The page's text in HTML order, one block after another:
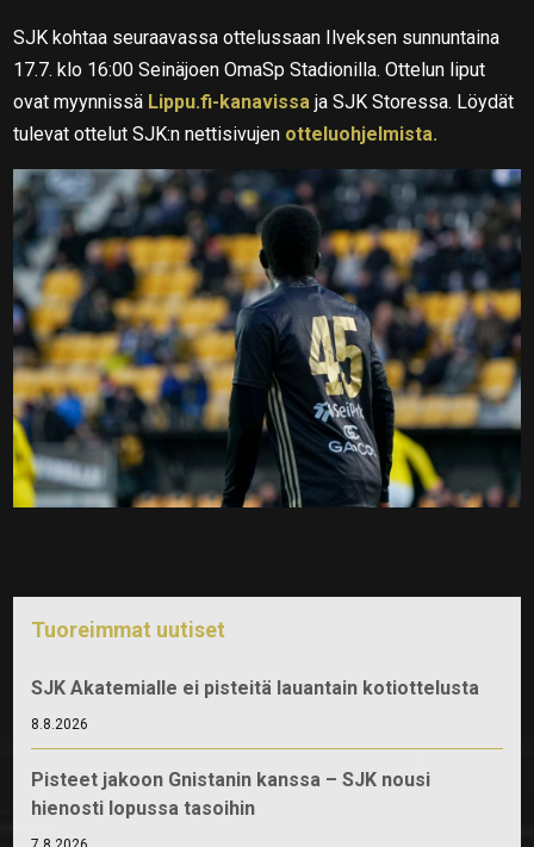
SJK kohtaa seuraavassa ottelussaan Ilveksen sunnuntaina
17.7. klo 16:00 Seinäjoen OmaSp Stadionilla. Ottelun liput
ovat myynnissä Lippu.fi-kanavissa ja SJK Storessa. Löydät
tulevat ottelut SJK:n nettisivujen otteluohjelmista.
Tuoreimmat uutiset
SJK Akatemialle ei pisteitä lauantain kotiottelusta
8.8.2026
Pisteet jakoon Gnistanin kanssa – SJK nousi
hienosti lopussa tasoihin